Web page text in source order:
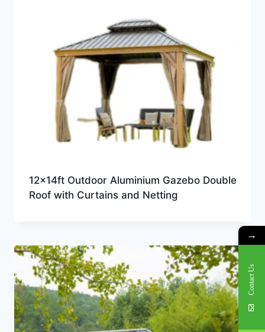
12x14ft Outdoor Aluminium Gazebo Double
Roof with Curtains and Netting
→
Contact Us